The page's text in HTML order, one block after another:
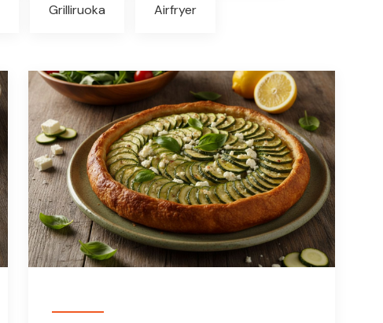
Grilliruoka Airfryer